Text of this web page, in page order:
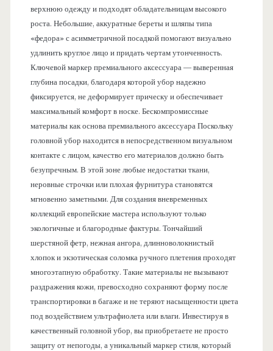
верхнюю одежду и подходят обладательницам высокого
роста. Небольшие, аккуратные береты и шляпы типа
«федора» с асимметричной посадкой помогают визуально
удлинить круглое лицо и придать чертам утонченность.
Ключевой маркер премиального аксессуара — выверенная
глубина посадки, благодаря которой убор надежно
фиксируется, не деформирует прическу и обеспечивает
максимальный комфорт в носке. Бескомпромиссные
материалы как основа премиального аксессуара Поскольку
головной убор находится в непосредственном визуальном
контакте с лицом, качество его материалов должно быть
безупречным. В этой зоне любые недостатки ткани,
неровные строчки или плохая фурнитура становятся
мгновенно заметными. Для создания вневременных
коллекций европейские мастера используют только
экологичные и благородные фактуры. Тончайший
шерстяной фетр, нежная ангора, длинноволокнистый
хлопок и экзотическая соломка ручного плетения проходят
многоэтапную обработку. Такие материалы не вызывают
раздражения кожи, превосходно сохраняют форму после
транспортировки в багаже и не теряют насыщенности цвета
под воздействием ультрафиолета или влаги. Инвестируя в
качественный головной убор, вы приобретаете не просто
защиту от непогоды, а уникальный маркер стиля, который